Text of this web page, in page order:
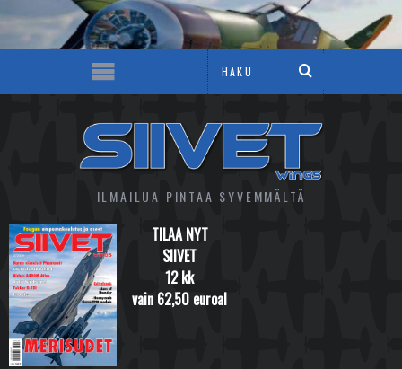
ILMAILUA PINTAA SYVEMMÄLTÄ
TILAA NYT
SIIVET
12 kk
vain 62,50 euroa!